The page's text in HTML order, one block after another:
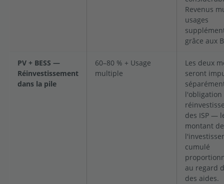
Revenus
usages
grâce aux
PV + BESS —
Réinvestissement
dans la pile
60–80 % + Usage
multiple
Les deux
seront
l'obligation
des ISP —
montant de
cumulé
au regard
des aides.